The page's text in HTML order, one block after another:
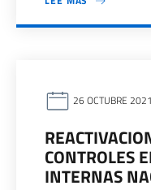
26 OCTUBRE 2021
CONTROLES
INTERNAS